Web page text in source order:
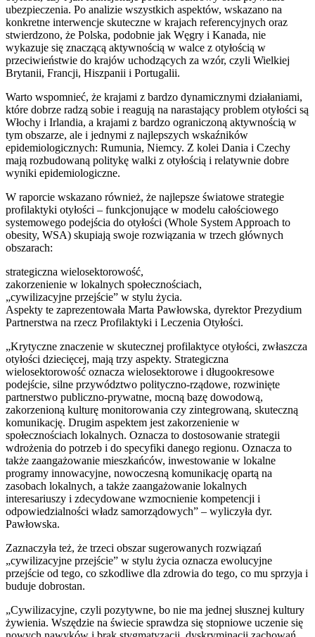
ubezpieczenia. Po analizie wszystkich aspektów, wskazano na
konkretne interwencje skuteczne w krajach referencyjnych oraz
stwierdzono, że Polska, podobnie jak Węgry i Kanada, nie
wykazuje się znaczącą aktywnością w walce z otyłością w
przeciwieństwie do krajów uchodzących za wzór, czyli Wielkiej
Brytanii, Francji, Hiszpanii i Portugalii.
Warto wspomnieć, że krajami z bardzo dynamicznymi działaniami,
które dobrze radzą sobie i reagują na narastający problem otyłości są
Włochy i Irlandia, a krajami z bardzo ograniczoną aktywnością w
tym obszarze, ale i jednymi z najlepszych wskaźników
epidemiologicznych: Rumunia, Niemcy. Z kolei Dania i Czechy
mają rozbudowaną politykę walki z otyłością i relatywnie dobre
wyniki epidemiologiczne.
W raporcie wskazano również, że najlepsze światowe strategie
profilaktyki otyłości – funkcjonujące w modelu całościowego
systemowego podejścia do otyłości (Whole System Approach to
obesity, WSA) skupiają swoje rozwiązania w trzech głównych
obszarach:
strategiczna wielosektorowość,
zakorzenienie w lokalnych społecznościach,
„cywilizacyjne przejście” w stylu życia.
Aspekty te zaprezentowała Marta Pawłowska, dyrektor Prezydium
Partnerstwa na rzecz Profilaktyki i Leczenia Otyłości.
„Krytyczne znaczenie w skutecznej profilaktyce otyłości, zwłaszcza
otyłości dziecięcej, mają trzy aspekty. Strategiczna
wielosektorowość oznacza wielosektorowe i długookresowe
podejście, silne przywództwo polityczno-rządowe, rozwinięte
partnerstwo publiczno-prywatne, mocną bazę dowodową,
zakorzenioną kulturę monitorowania czy zintegrowaną, skuteczną
komunikację. Drugim aspektem jest zakorzenienie w
społecznościach lokalnych. Oznacza to dostosowanie strategii
wdrożenia do potrzeb i do specyfiki danego regionu. Oznacza to
także zaangażowanie mieszkańców, inwestowanie w lokalne
programy innowacyjne, nowoczesną komunikację opartą na
zasobach lokalnych, a także zaangażowanie lokalnych
interesariuszy i zdecydowane wzmocnienie kompetencji i
odpowiedzialności władz samorządowych” – wyliczyła dyr.
Pawłowska.
Zaznaczyła też, że trzeci obszar sugerowanych rozwiązań
„cywilizacyjne przejście” w stylu życia oznacza ewolucyjne
przejście od tego, co szkodliwe dla zdrowia do tego, co mu sprzyja i
buduje dobrostan.
„Cywilizacyjne, czyli pozytywne, bo nie ma jednej słusznej kultury
żywienia. Wszędzie na świecie sprawdza się stopniowe uczenie się